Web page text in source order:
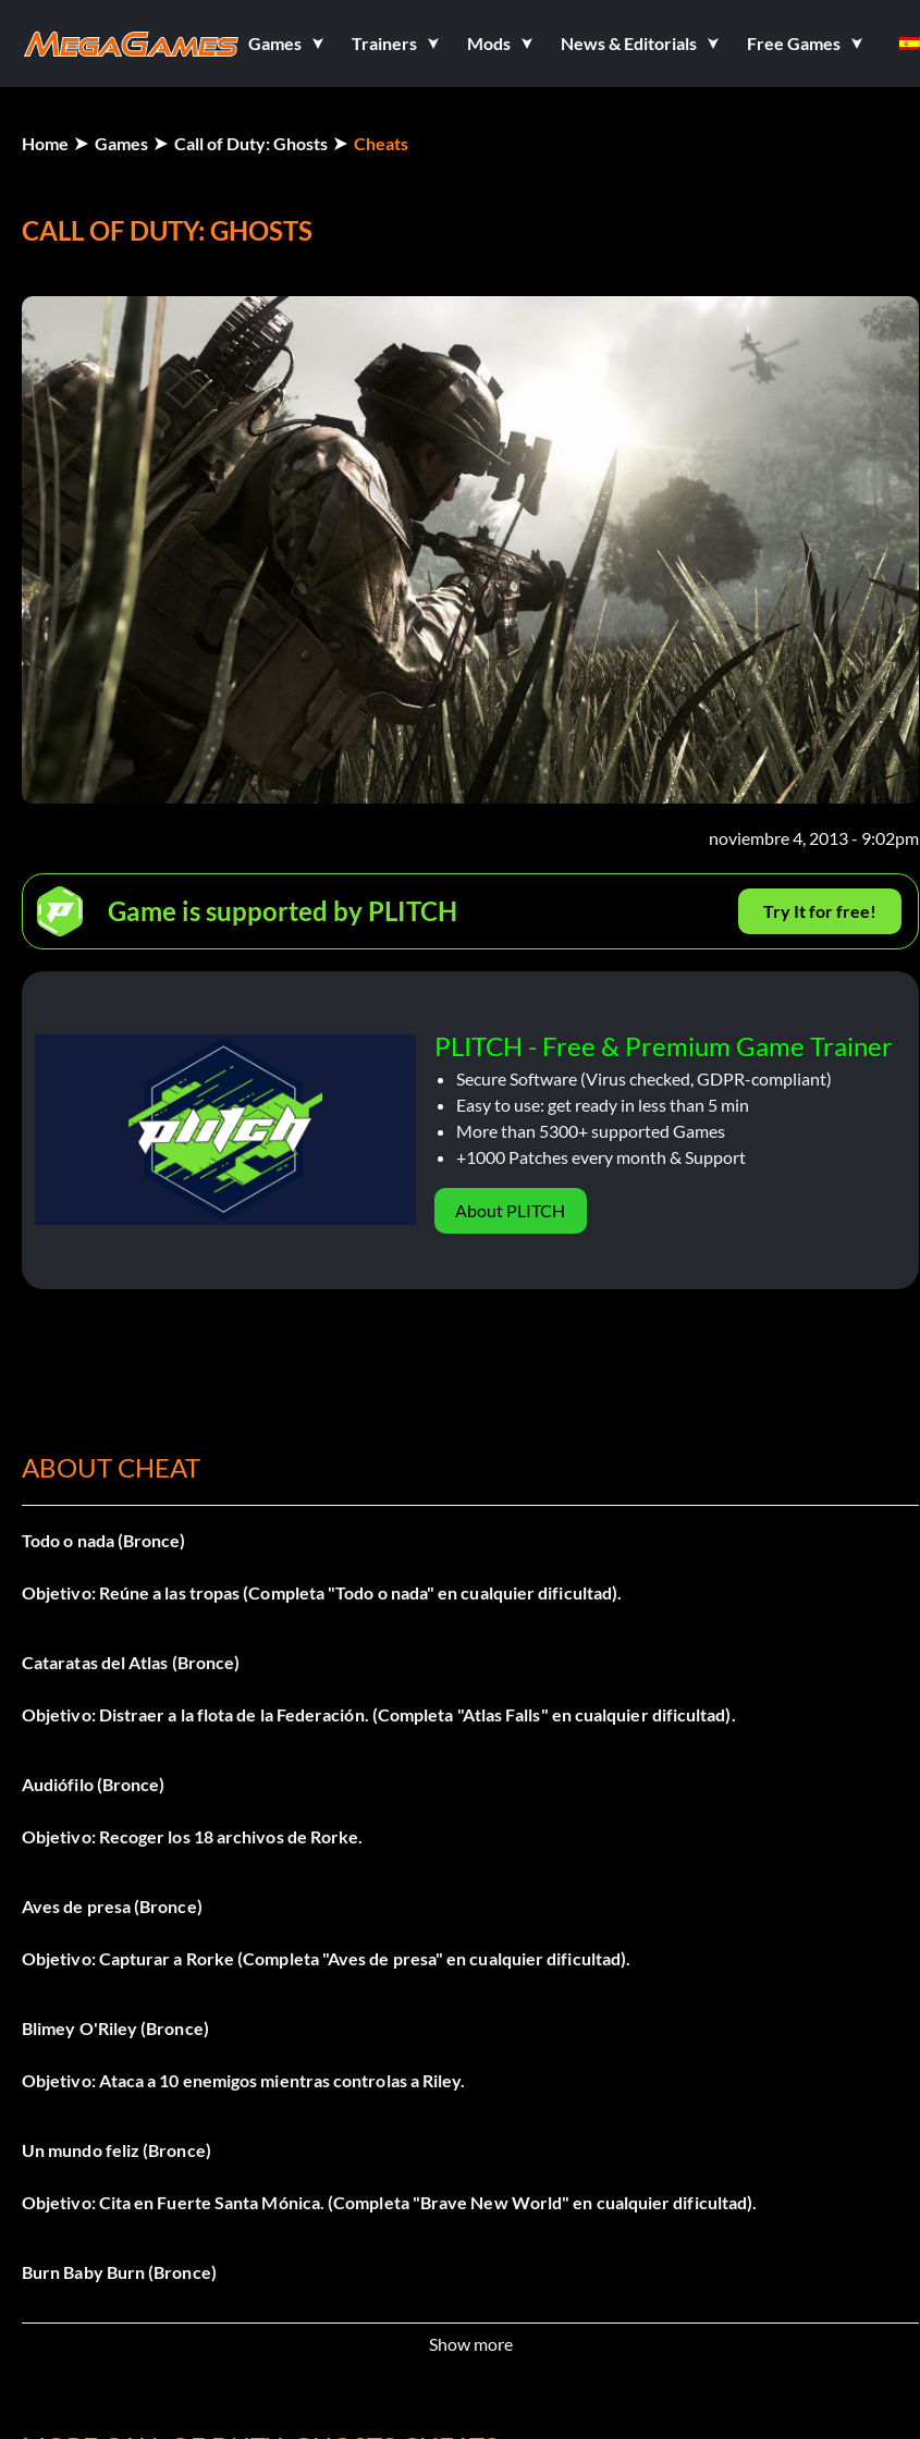
Games Trainers Mods News & Editorials Free Games
Home Games Call of Duty: Ghosts Cheats
CALL OF DUTY: GHOSTS
noviembre 4, 2013 - 9:02pm
Game is supported by PLITCH Try It for free!
PLITCH - Free & Premium Game Trainer
Secure Software (Virus checked, GDPR-compliant)
Easy to use: get ready in less than 5 min
More than 5300+ supported Games
+1000 Patches every month & Support
About PLITCH
ABOUT CHEAT
Todo o nada (Bronce)
Objetivo: Reúne a las tropas (Completa "Todo o nada" en cualquier dificultad).
Cataratas del Atlas (Bronce)
Objetivo: Distraer a la flota de la Federación. (Completa "Atlas Falls" en cualquier dificultad).
Audiófilo (Bronce)
Objetivo: Recoger los 18 archivos de Rorke.
Aves de presa (Bronce)
Objetivo: Capturar a Rorke (Completa "Aves de presa" en cualquier dificultad).
Blimey O'Riley (Bronce)
Objetivo: Ataca a 10 enemigos mientras controlas a Riley.
Un mundo feliz (Bronce)
Objetivo: Cita en Fuerte Santa Mónica. (Completa "Brave New World" en cualquier dificultad).
Burn Baby Burn (Bronce)
Objetivo: Destruir 80 contenedores de combustible.
Show more